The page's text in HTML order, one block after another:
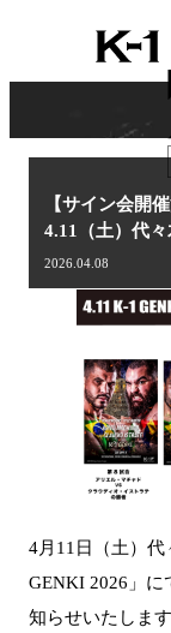
K-
1
【サイン会開
4.11（土）代
2026.04.08
4月11日（土）
GENKI 2026」に
知らせいたします